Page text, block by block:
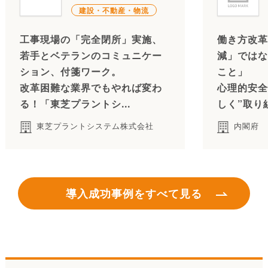
建設・不動産・物流
工事現場の「完全閉所」実施、
若手とベテランのコミュニケー
ション、付箋ワーク。
改革困難な業界でもやれば変わ
る！「東芝プラントシ...
東芝プラントシステム株式会社
働き方改
減」では
こと」
心理的安
しく”取り
内閣府
導入成功事例をすべて見る